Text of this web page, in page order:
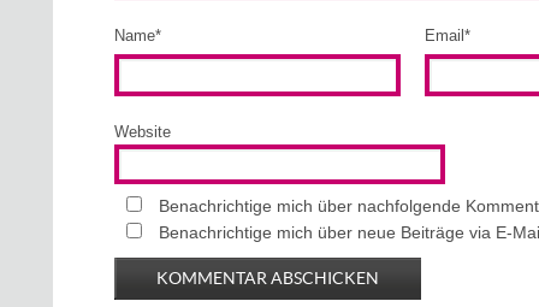
Name* Email *
Website
Benachrichtige mich über nachfolgende
Benachrichtige mich über neue Beiträge via E-